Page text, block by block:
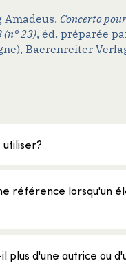
Amadeus. Concerto
23), éd. préparée
Baerenreiter
référence lorsqu'un
plus d'une autrice ou